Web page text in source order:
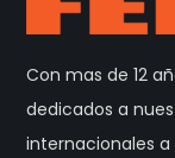
Con mas de 12
dedicados a
internacionales